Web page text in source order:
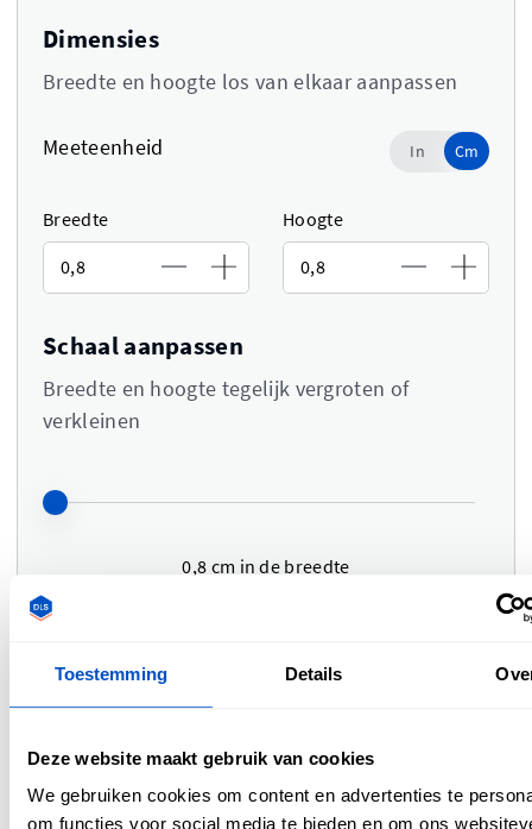
Toestemming Details
Deze website maakt gebruik van cookies
We gebruiken cookies om content en advertenties te
om functies voor social media te bieden en om ons
Dimensies
Breedte en hoogte los van elkaar aanpassen
Meeteenheid In Cm
Use setting
Cm
Breedte Hoogte
Schaal aanpassen
Breedte en hoogte tegelijk vergroten of
verkleinen
0,8 cm in de breedte
Upload een logo om de kleuren te
kunnen bewerken